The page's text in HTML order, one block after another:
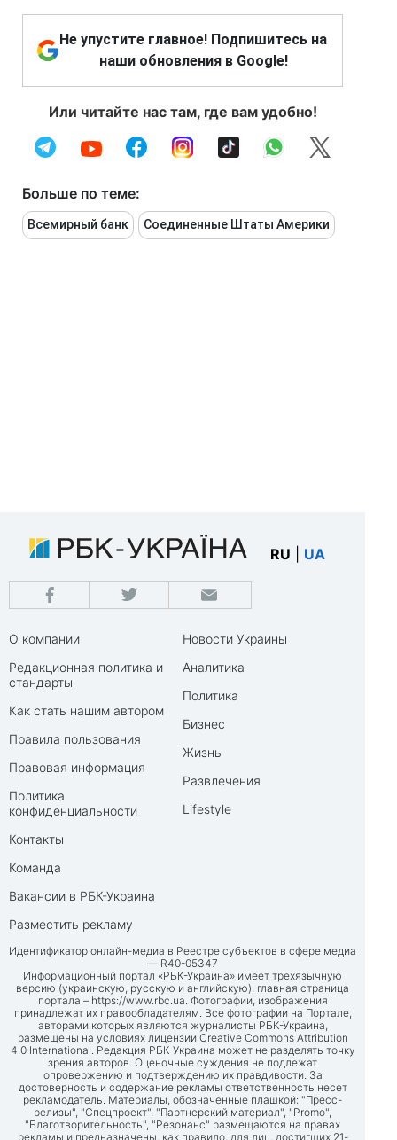
Не упустите главное! Подпишитесь на
наши обновления в Google!
Или читайте нас там, где вам удобно!
Больше по теме:
Всемирный банк Соединенные Штаты Америки
RU UA
О компании
Редакционная политика и
стандарты
Как стать нашим автором
Правила пользования
Правовая информация
Политика
конфиденциальности
Контакты
Команда
Вакансии в РБК-Украина
Разместить рекламу
Новости Украины
Аналитика
Политика
Бизнес
Жизнь
Развлечения
Lifestyle
Идентификатор онлайн-медиа в Реестре субъектов в сфере медиа
— R40-05347
Информационный портал «РБК-Украина» имеет трехязычную
версию (украинскую, русскую и английскую), главная страница
портала – https://www.rbc.ua. Фотографии, изображения
принадлежат их правообладателям. Все фотографии на Портале,
авторами которых являются журналисты РБК-Украина,
размещены на условиях лицензии Creative Commons Attribution
4.0 International. Редакция РБК-Украина может не разделять точку
зрения авторов. Оценочные суждения не подлежат
опровержению и подтверждению их правдивости. За
достоверность и содержание рекламы ответственность несет
рекламодатель. Материалы, обозначенные плашкой: "Пресс-
релизы", "Спецпроект", "Партнерский материал", "Promo",
"Благотворительность", "Резонанс" размещаются на правах
рекламы и предназначены, как правило, для лиц, достигших 21-